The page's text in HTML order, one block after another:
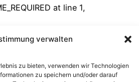
verwalten
zu bieten, verwenden wir Technologien
zu speichern und/oder darauf
at line 1,